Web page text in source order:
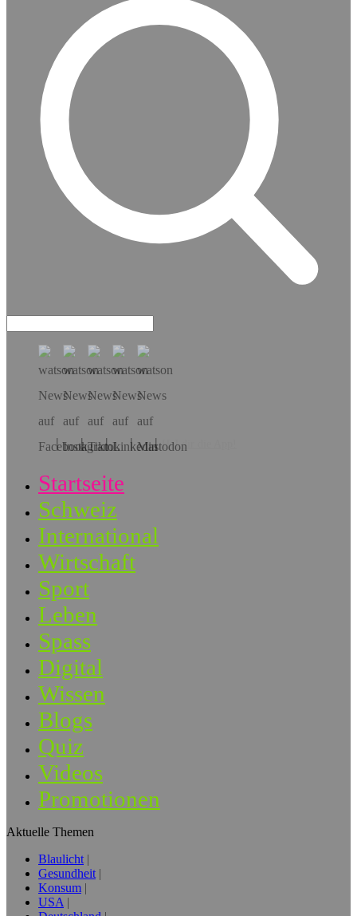
Hol dir die App!
Startseite
Schweiz
International
Wirtschaft
Sport
Leben
Spass
Digital
Wissen
Blogs
Quiz
Videos
Promotionen
Aktuelle Themen
Blaulicht
Gesundheit
Konsum
USA